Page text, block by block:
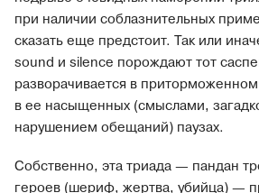
при наличии соблазнительных
сказать еще предстоит. Так или
sound и silence порождают тот
разворачивается в
в ее насыщенных (смыслами,
нарушением обещаний) паузах.
Собственно, эта триада — пандан
героев (шериф, жертва, убийца) —